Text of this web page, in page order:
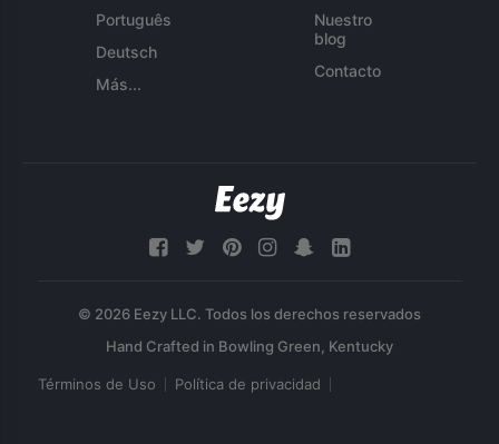
Português
Deutsch
Más...
Nuestro
blog
Contacto
© 2026 Eezy LLC. Todos los derechos reservados
Términos de Uso Política de privacidad